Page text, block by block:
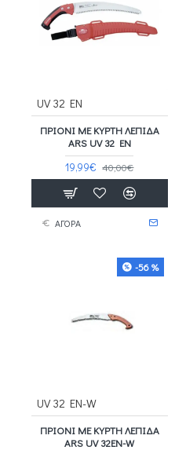
UV 32 EN
ΠΡΙΌΝΙ ΜΕ ΚΥΡΤΉ ΛΕΠΊΔΑ
ARS UV 32 EN
19,99€ 40,00€
ΑΓΟΡΑ
-56 %
UV 32 EN-W
ΠΡΙΌΝΙ ΜΕ ΚΥΡΤΉ ΛΕΠΊΔΑ
ARS UV 32EN-W